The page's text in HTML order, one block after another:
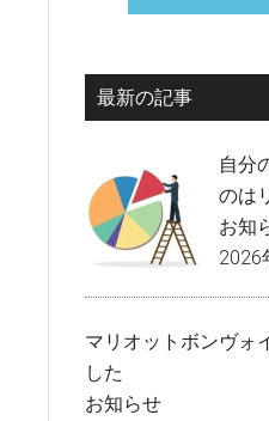
最新の記事
自分
のは
お知
2026
マリオットボンヴォ
した
お知らせ